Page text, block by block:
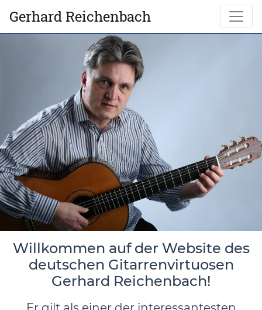
Gerhard Reichenbach
Willkommen auf der Website des
deutschen Gitarrenvirtuosen
Gerhard Reichenbach!